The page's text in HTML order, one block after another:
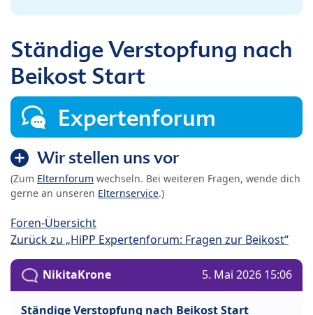
Ständige Verstopfung nach
Beikost Start
Expertenforum
Wir stellen uns vor
(Zum Elternforum wechseln. Bei weiteren Fragen, wende dich
gerne an unseren Elternservice.)
Foren-Übersicht
Zurück zu „HiPP Expertenforum: Fragen zur Beikost“
NikitaKrone 5. Mai 2026 15:06
Ständige Verstopfung nach Beikost Start